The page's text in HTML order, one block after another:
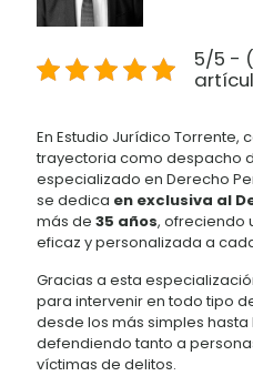
5/5 -
En Estudio Jurídico Torrente,
trayectoria como despacho
especializado en Derecho
se dedica en exclusiva al
más de 35 años, ofreciendo
eficaz y personalizada a
Gracias a esta
para intervenir en todo tipo
desde los más simples
defendiendo tanto a
víctimas de delitos.